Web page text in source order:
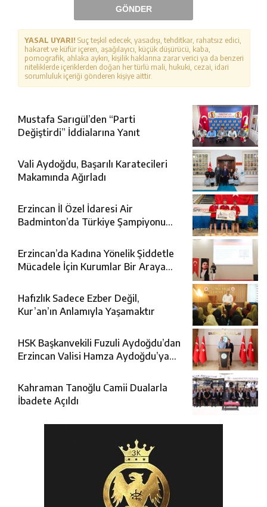
GÖNDER
YASAL UYARI! Suç teşkil edecek, yasadışı, tehditkar, rahatsız edici,
hakaret ve küfür içeren, aşağılayıcı, küçük düşürücü, kaba,
pornografik, ahlaka aykırı, kişilik haklarına zarar verici ya da benzeri
niteliklerde içeriklerden doğan her türlü mali, hukuki, cezai, idari
sorumluluk içeriği gönderen kişiye aittir.
Mustafa Sarıgül’den “Parti
Değiştirdi” İddialarına Yanıt
Vali Aydoğdu, Başarılı Karatecileri
Makamında Ağırladı
Erzincan İl Özel İdaresi Air
Badminton’da Türkiye Şampiyonu
Erzincan’da Kadına Yönelik Şiddetle
Mücadele İçin Kurumlar Bir Araya
Hafızlık Sadece Ezber Değil,
Kur’an’ın Anlamıyla Yaşamaktır
HSK Başkanvekili Fuzuli Aydoğdu’dan
Erzincan Valisi Hamza Aydoğdu’ya
Kahraman Tanoğlu Camii Dualarla
İbadete Açıldı